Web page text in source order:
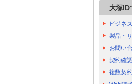
大塚ID
ビジネ
製品・
お問い
契約確
複数契